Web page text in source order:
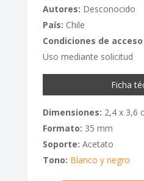
Autores: Desconocido
País: Chile
Condiciones de
Uso mediante solicitud
Ficha
Dimensiones: 2,4 x 3,6
Formato: 35 mm
Soporte: Acetato
Tono: Blanco y negro